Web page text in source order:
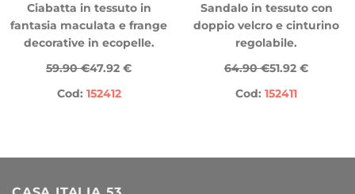
Ciabatta in tessuto in
fantasia maculata e frange
decorative in ecopelle.
59.90 €47.92 €
Cod: 152412
Sandalo in tessuto con
doppio velcro e cinturino
regolabile.
64.90 €51.92 €
Cod: 152411